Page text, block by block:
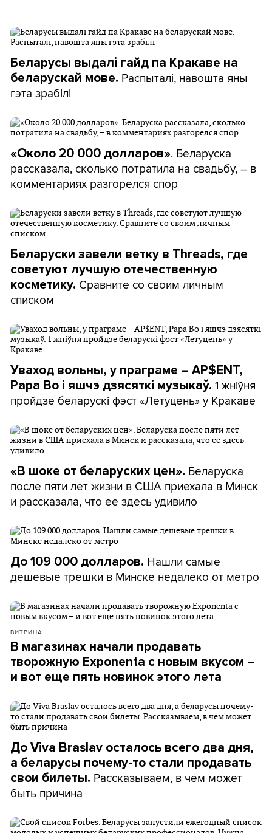
Беларусы выдалі гайд па Кракаве на
беларускай мове. Распыталі, навошта яны
гэта зрабілі
«Около 20 000 долларов». Беларуска
рассказала, сколько потратила на свадьбу, – в
комментариях разгорелся спор
Беларуски завели ветку в Threads, где
советуют лучшую отечественную
косметику. Сравните со своим личным
списком
Уваход вольны, у праграме – AP$ENT,
Papa Bo і яшчэ дзясяткі музыкаў. 1 жніўня
пройдзе беларускі фэст «Летуцень» у Кракаве
«В шоке от беларуских цен». Беларуска
после пяти лет жизни в США приехала в Минск
и рассказала, что ее здесь удивило
До 109 000 долларов. Нашли самые
дешевые трешки в Минске недалеко от метро
ВИТРИНА
В магазинах начали продавать
творожную Exponenta с новым вкусом –
и вот еще пять новинок этого лета
До Viva Braslav осталось всего два дня,
а беларусы почему-то стали продавать
свои билеты. Рассказываем, в чем может
быть причина